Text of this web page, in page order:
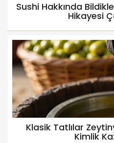
Sushi Hakkında
Hikayesi
Klasik Tatlılar
Kimlik